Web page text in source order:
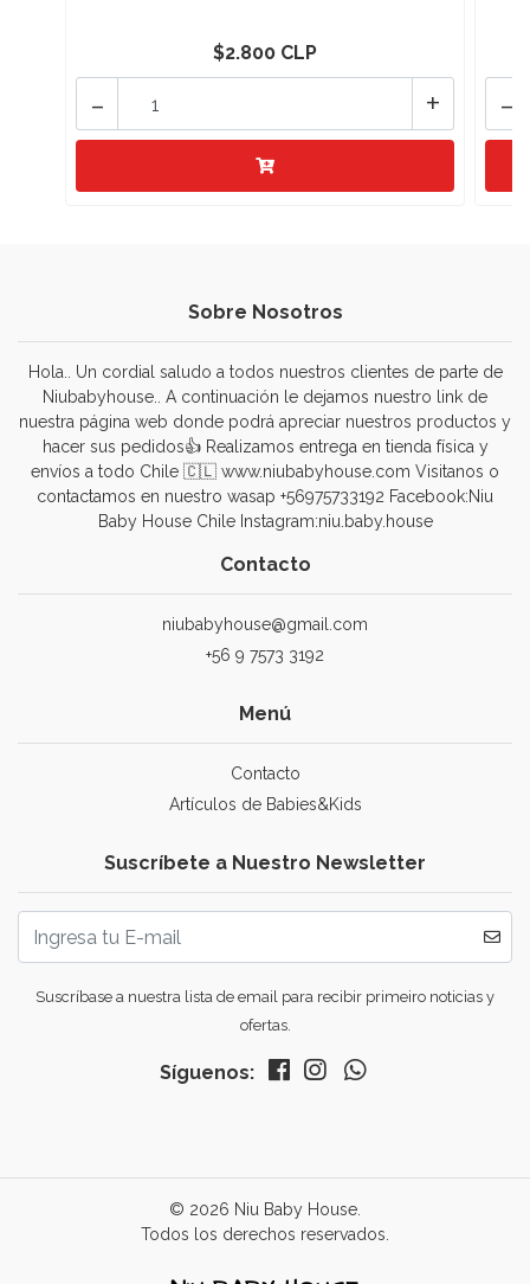
$2.800 CLP
+
- -
Sobre Nosotros
Hola.. Un cordial saludo a todos nuestros clientes de parte de
Niubabyhouse.. A continuación le dejamos nuestro link de
nuestra página web donde podrá apreciar nuestros productos y
hacer sus pedidos👍 Realizamos entrega en tienda física y
envíos a todo Chile 🇨🇱 www.niubabyhouse.com Visitanos o
contactamos en nuestro wasap +56975733192 Facebook:Niu
Baby House Chile Instagram:niu.baby.house
Contacto
niubabyhouse@gmail.com
+56 9 7573 3192
Menú
Contacto
Artículos de Babies&Kids
Suscríbete a Nuestro Newsletter
Suscríbase a nuestra lista de email para recibir primeiro noticias y
ofertas.
Síguenos:
© 2026 Niu Baby House.
Todos los derechos reservados.